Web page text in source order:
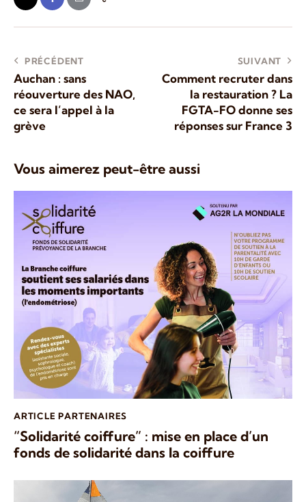
PRÉCÉDENT
Auchan : sans
réouverture des NAO,
ce sera l’appel à la
grève
SUIVANT
Comment recruter dans
la restauration ? La
FGTA-FO donne ses
réponses sur France 3
Vous aimerez peut-être aussi
ARTICLE PARTENAIRES
“Solidarité coiffure” : mise en place d’un
fonds de solidarité dans la coiffure